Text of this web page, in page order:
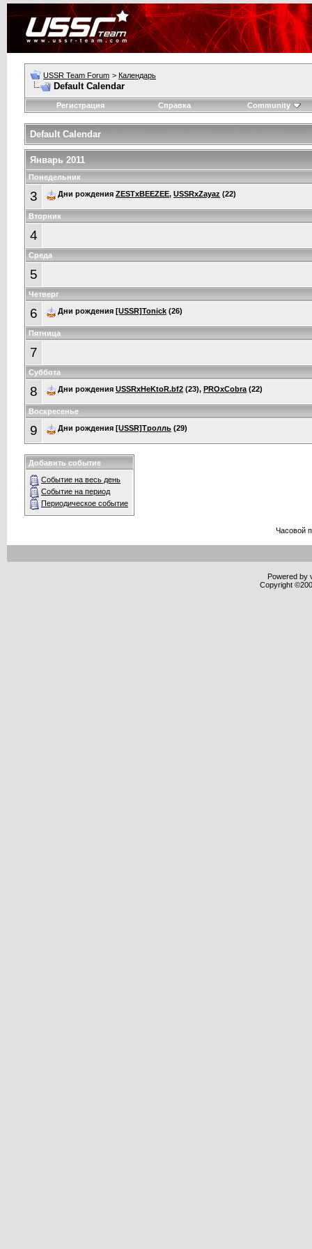
USSR Team Forum > Календарь
Default Calendar
Регистрация Справка Community
Default Calendar
Январь 2011
Понедельник
3 Дни рождения ZESTxBEEZEE, USSRxZayaz (22)
Вторник
4
Среда
5
Четверг
6 Дни рождения [USSR]Tonick (26)
Пятница
7
Суббота
8 Дни рождения USSRxHeKtoR.bf2 (23), PROxCobra(22)
Воскресенье
9 Дни рождения [USSR]Тролль (29)
Добавить событие
Событие на весь день
Событие на период
Периодическое событие
Часовой
Powered by
Copyright